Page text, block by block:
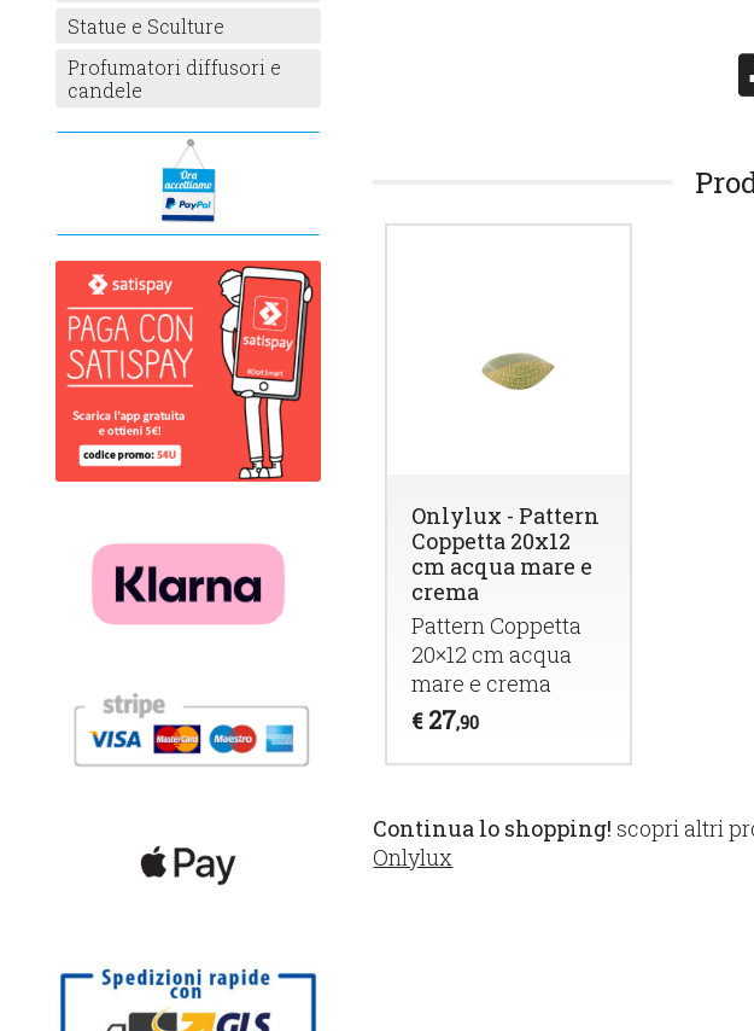
Onlylux - Pattern
Coppetta 20x12
cm acqua mare e
crema
Pattern Coppetta
20×12 cm acqua
mare e crema
€ 27,90
Continua lo shopping! scopri altri
Onlylux
Statue e Sculture
Profumatori diffusori e
candele